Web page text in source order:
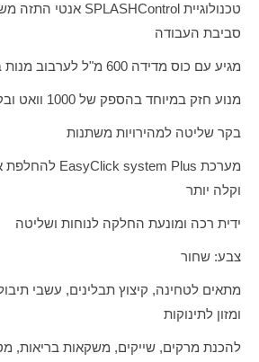
טכנולוגיית SPLASHControl אנטי התזה
סביבת העבודה
מגיע עם כוס מדידה 600 מ"ל לערבוב מנות בודדות או קטנות
מנוע חזק במיוחד בהספק של 1000 וואט ובקרת מהירות אוטומטית
בקר שליטה למהירויות משתנות
מערכת EasyClick system Plus להחלפת
וקלה יותר
ידית רכה ומונעת החלקה לנוחות ושליטה
צבע: שחור
מתאים לטחינה, קיצוץ תבלינים, עשבי
ומזון לתינוקות
להכנת מרקים, שייקים, משקאות בריאות,